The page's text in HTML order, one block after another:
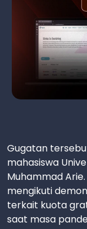
Gugatan
mahasiswa
Muhammad
mengikuti
terkait kuota
saat masa